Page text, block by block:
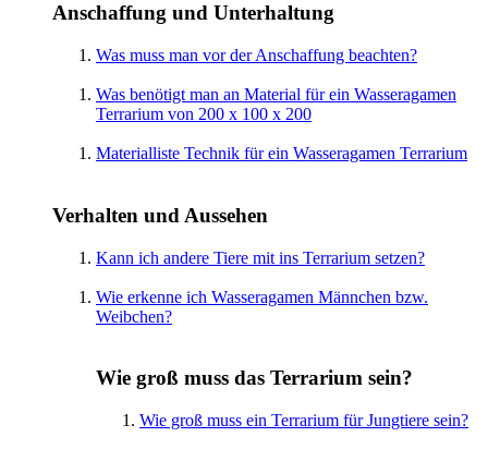
Anschaffung und Unterhaltung
Was muss man vor der Anschaffung beachten?
Was benötigt man an Material für ein Wasseragamen
Terrarium von 200 x 100 x 200
Materialliste Technik für ein Wasseragamen Terrarium
Verhalten und Aussehen
Kann ich andere Tiere mit ins Terrarium setzen?
Wie erkenne ich Wasseragamen Männchen bzw.
Weibchen?
Wie groß muss das Terrarium sein?
Wie groß muss ein Terrarium für Jungtiere sein?